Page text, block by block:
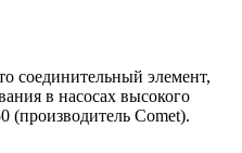
соединительный элемент,
в насосах высокого
(производитель Comet).